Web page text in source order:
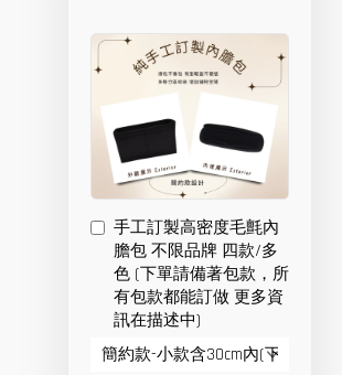
手工訂製高密度毛氈內
膽包 不限品牌 四款/多
色 (下單請備著包款，所
有包款都能訂做 更多資
訊在描述中)